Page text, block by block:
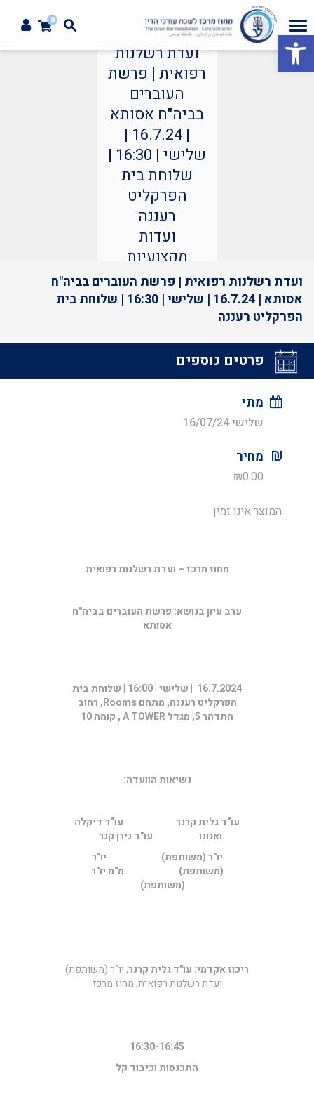
פתח סרגל נגישות
0
ועדת רשלנות
רפואית | פרשת
העוברים
בביה"ח אסותא
| 16.7.24 |
שלישי | 16:30 |
שלוחת בית
הפרקליט
רעננה
ועדות
מקצועיות
ועדת רשלנות רפואית | פרשת העוברים בביה"ח
אסותא | 16.7.24 | שלישי | 16:30 | שלוחת בית
הפרקליט רעננה
פרטים נוספים
מתי
שלישי 16/07/24
מחיר
₪0.00
המוצר אינו זמין
מחוז מרכז – ועדת רשלנות רפואית
ערב עיון בנושא: פרשת העוברים בביה"ח
אסותא
16.7.2024 | שלישי | 16:00 |
שלוחת בית
הפרקליט רעננה, מתחםRooms, רחוב
התדהר 5, מגדל
A TOWER, קומה 10
נשיאות הוועדה:
עו"ד גלית קרנר עו"ד דיקלה
ואנונו עו"ד נירן קנר
יו"ר (משותפת) יו"ר
(משותפת) מ"מ יו"ר
(משותפת)
ריכוז אקדמי: עו"ד גלית קרנר, יו"ר (משותפת)
ועדת רשלנות רפואית, מחוז מרכז
16:30-16:45
התכנסות וכיבוד קל